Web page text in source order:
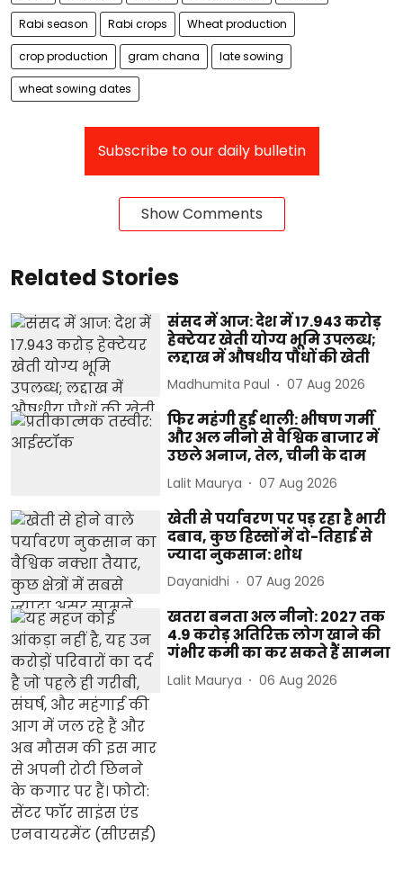
Rabi season Rabi crops Wheat production
crop production gram chana late sowing
wheat sowing dates
Subscribe to our daily bulletin
Show Comments
Related Stories
संसद में आज: देश में 17.943 करोड़
हेक्टेयर खेती योग्य भूमि उपलब्ध;
लद्दाख में औषधीय पौधों की खेती
Madhumita Paul 07 Aug 2026
फिर महंगी हुई थाली: भीषण गर्मी
और अल नीनो से वैश्विक बाजार में
उछले अनाज, तेल, चीनी के दाम
Lalit Maurya 07 Aug 2026
खेती से पर्यावरण पर पड़ रहा है भारी
दबाव, कुछ हिस्सों में दो-तिहाई से
ज्यादा नुकसान: शोध
Dayanidhi 07 Aug 2026
खतरा बनता अल नीनो: 2027 तक
4.9 करोड़ अतिरिक्त लोग खाने की
गंभीर कमी का कर सकते हैं सामना
Lalit Maurya 06 Aug 2026